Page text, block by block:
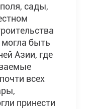
сады,
быть
Азии, где
всех
принести